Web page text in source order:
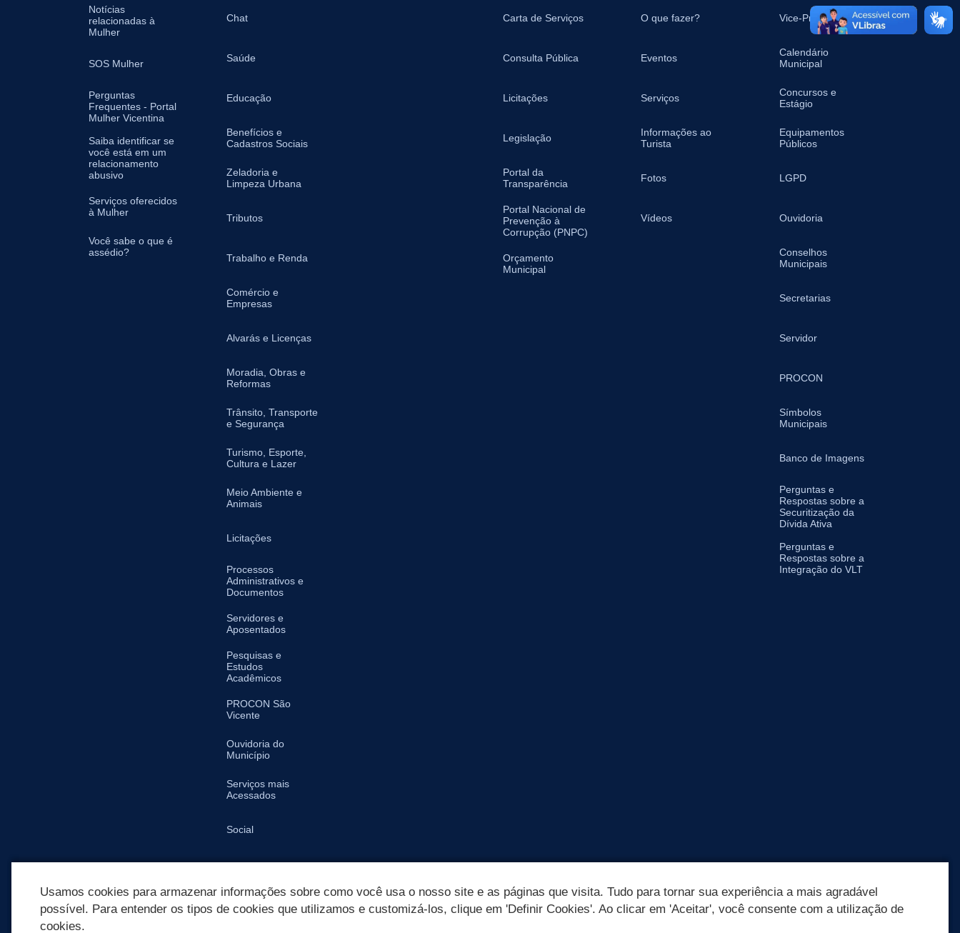
Notícias
relacionadas à
Mulher
SOS Mulher
Perguntas
Frequentes - Portal
Mulher Vicentina
Saiba identificar se
você está em um
relacionamento
abusivo
Serviços oferecidos
à Mulher
Você sabe o que é
assédio?
Chat
Saúde
Educação
Benefícios e
Cadastros Sociais
Zeladoria e
Limpeza Urbana
Tributos
Trabalho e Renda
Comércio e
Empresas
Alvarás e Licenças
Moradia, Obras e
Reformas
Trânsito, Transporte
e Segurança
Turismo, Esporte,
Cultura e Lazer
Meio Ambiente e
Animais
Licitações
Processos
Administrativos e
Documentos
Servidores e
Aposentados
Pesquisas e
Estudos
Acadêmicos
PROCON São
Vicente
Ouvidoria do
Município
Serviços mais
Acessados
Social
Carta de Serviços
Consulta Pública
Licitações
Legislação
Portal da
Transparência
Portal Nacional de
Prevenção à
Corrupção (PNPC)
Orçamento
Municipal
O que fazer?
Eventos
Serviços
Informações ao
Turista
Fotos
Vídeos
Vice-Prefeita
Calendário
Municipal
Concursos e
Estágio
Equipamentos
Públicos
LGPD
Ouvidoria
Conselhos
Municipais
Secretarias
Servidor
PROCON
Símbolos
Municipais
Banco de Imagens
Perguntas e
Respostas sobre a
Securitização da
Dívida Ativa
Perguntas e
Respostas sobre a
Integração do VLT
Usamos cookies para armazenar informações sobre como você usa o nosso site e as páginas que visita. Tudo para tornar sua experiência a mais agradável
possível. Para entender os tipos de cookies que utilizamos e customizá-los, clique em 'Definir Cookies'. Ao clicar em 'Aceitar', você consente com a utilização de
cookies.